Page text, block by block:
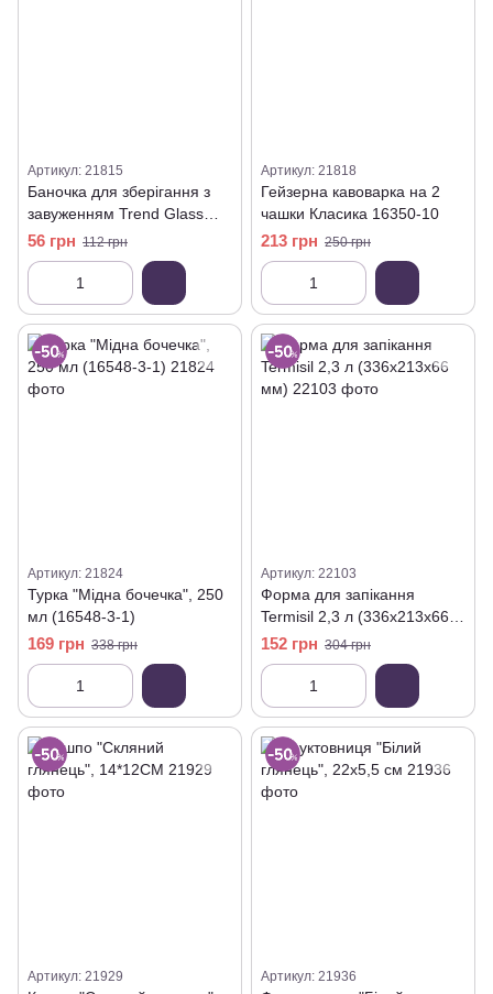
Артикул: 21815
Баночка для зберігання з
завуженням Trend Glass
350 мл
56 грн 112 грн
Артикул: 21818
Гейзерна кавоварка на 2
чашки Класика 16350-10
213 грн 250 грн
Артикул: 21824
Турка "Мідна бочечка", 250
мл (16548-3-1)
169 грн 338 грн
Артикул: 22103
Форма для запікання
Termisil 2,3 л (336х213х66
мм)
152 грн 304 грн
Артикул: 21929 Артикул: 21936